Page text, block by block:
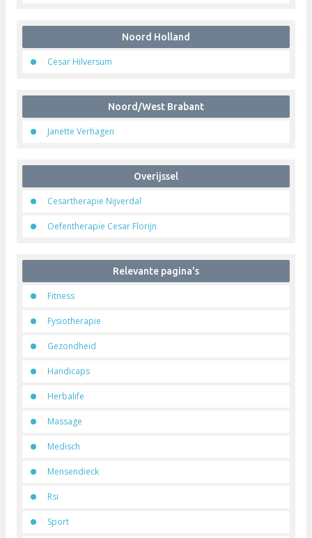
Noord Holland
Cesar Hilversum
Noord/West Brabant
Janette Verhagen
Overijssel
Cesartherapie Nijverdal
Oefentherapie Cesar Florijn
Relevante pagina's
Fitness
Fysiotherapie
Gezondheid
Handicaps
Herbalife
Massage
Medisch
Mensendieck
Rsi
Sport